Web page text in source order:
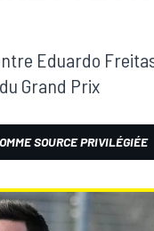
Eduardo
Grand Prix
SOURCE PRIVILÉGIÉE